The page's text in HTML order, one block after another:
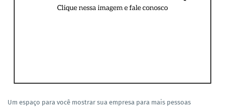
Um espaço para você mostrar sua empresa para mais pessoas